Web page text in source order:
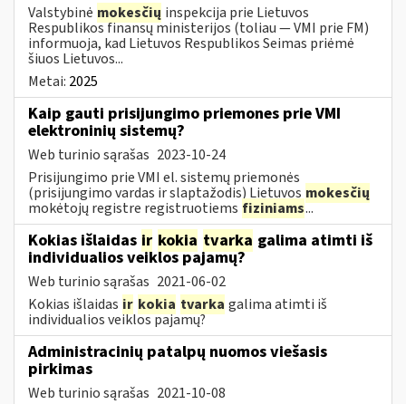
Valstybinė mokesčių inspekcija prie Lietuvos
Respublikos finansų ministerijos (toliau — VMI prie FM)
informuoja, kad Lietuvos Respublikos Seimas priėmė
šiuos Lietuvos...
Metai: 2025
Kaip gauti prisijungimo priemones prie VMI
elektroninių sistemų?
Web turinio sąrašas 2023-10-24
Prisijungimo prie VMI el. sistemų priemonės
(prisijungimo vardas ir slaptažodis) Lietuvos mokesčių
mokėtojų registre registruotiems fiziniams...
Kokias išlaidas ir kokia tvarka galima atimti iš
individualios veiklos pajamų?
Web turinio sąrašas 2021-06-02
Kokias išlaidas ir kokia tvarka galima atimti iš
individualios veiklos pajamų?
Administracinių patalpų nuomos viešasis
pirkimas
Web turinio sąrašas 2021-10-08